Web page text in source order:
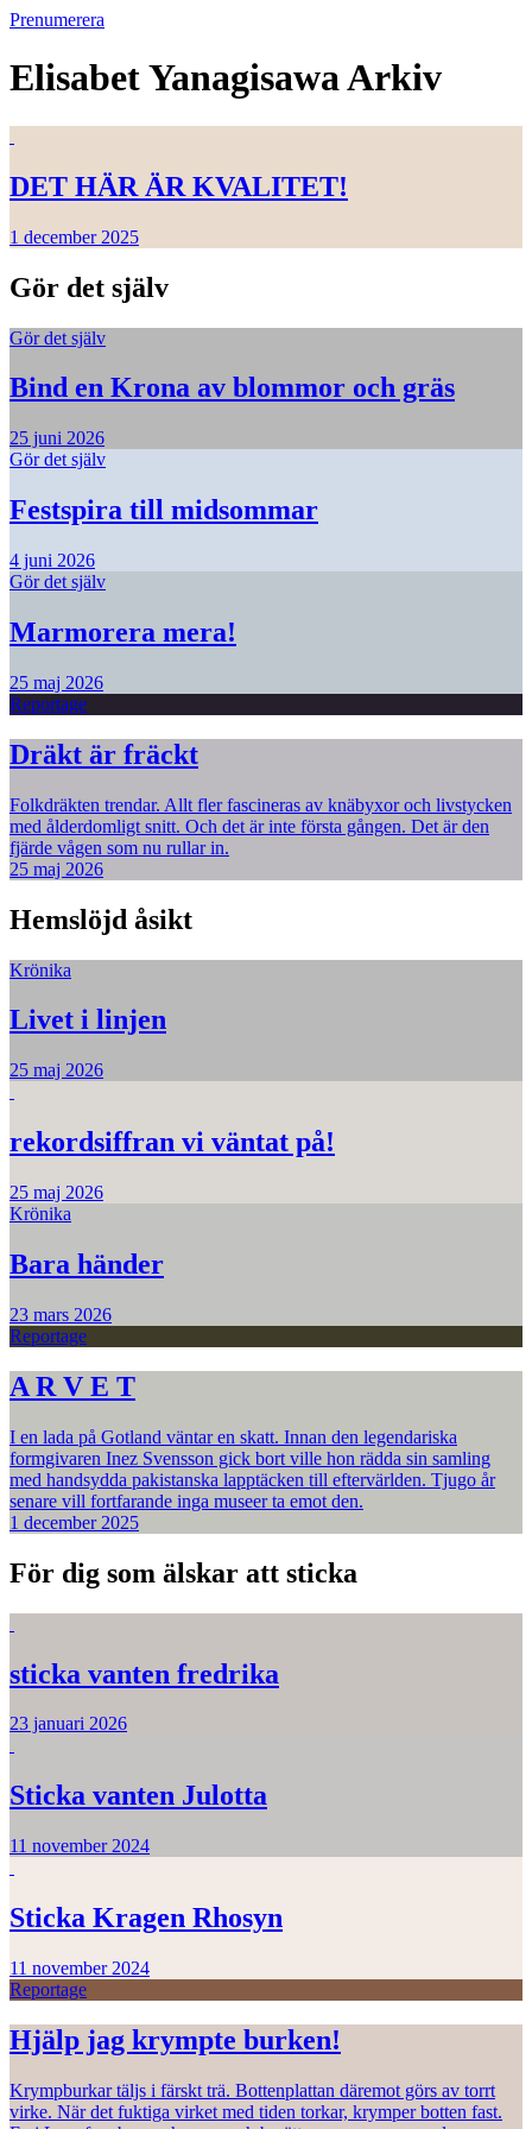
Prenumerera
Elisabet YanagisawaArkiv
DET HÄR ÄR KVALITET!
1 december 2025
Gör det själv
Gör det själv
Bind en Krona av blommor och gräs
25 juni 2026
Gör det själv
Festspira till midsommar
4 juni 2026
Gör det själv
Marmorera mera!
25 maj 2026
Reportage
Dräkt är fräckt
Folkdräkten trendar. Allt fler fascineras av knäbyxor och livstycken
med ålderdomligt snitt. Och det är inte första gången. Det är den
fjärde vågen som nu rullar in.
25 maj 2026
Hemslöjd åsikt
Krönika
Livet i linjen
25 maj 2026
rekordsiffran vi väntat på!
25 maj 2026
Krönika
Bara händer
23 mars 2026
Reportage
A R V E T
I en lada på Gotland väntar en skatt. Innan den legendariska
formgivaren Inez Svensson gick bort ville hon rädda sin samling
med handsydda pakistanska lapptäcken till eftervärlden. Tjugo år
senare vill fortfarande inga museer ta emot den.
1 december 2025
För dig som älskar att sticka
sticka vanten fredrika
23 januari 2026
Sticka vanten Julotta
11 november 2024
Sticka Kragen Rhosyn
11 november 2024
Reportage
Hjälp jag krympte burken!
Krympburkar täljs i färskt trä. Bottenplattan däremot görs av torrt
virke. När det fuktiga virket med tiden torkar, krymper botten fast.